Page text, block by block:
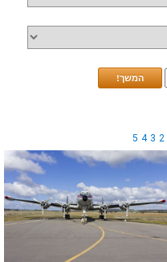
המשך!
2
3
4
5